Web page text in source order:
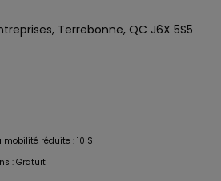
Terrebonne, QC J6X 5S5
réduite : 10 $
: Gratuit